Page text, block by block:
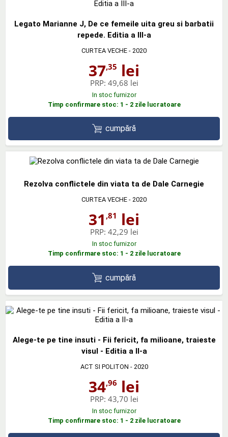
Legato Marianne J, De ce femeile uita greu si barbatii
repede. Editia a III-a
CURTEA VECHE - 2020
37,35 lei
PRP: 49,68 lei
In stoc furnizor
Timp confirmare stoc: 1 - 2 zile lucratoare
cumpără
Rezolva conflictele din viata ta de Dale Carnegie
CURTEA VECHE - 2020
31 ,81 lei
PRP: 42,29 lei
In stoc furnizor
Timp confirmare stoc: 1 - 2 zile lucratoare
cumpără
Alege-te pe tine insuti - Fii fericit, fa milioane, traieste
visul - Editia a II-a
ACT SI POLITON - 2020
34,96 lei
PRP: 43,70 lei
In stoc furnizor
Timp confirmare stoc: 1 - 2 zile lucratoare